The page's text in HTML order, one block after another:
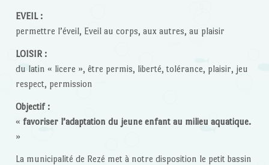
EVEIL :
permettre l’éveil, Eveil au corps, aux autres, au plaisir
LOISIR :
du latin « licere », être permis, liberté, tolérance, plaisir, jeu
respect, permission
Objectif :
« favoriser l’adaptation du jeune enfant au milieu aquatique.
»
La municipalité de Rezé met à notre disposition le petit bassin